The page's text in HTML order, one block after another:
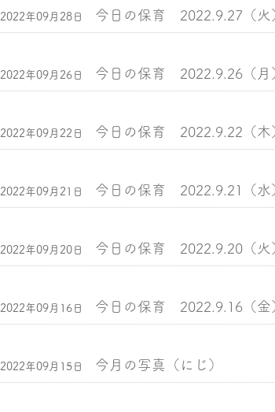
2022年09月28日 今日の保育 2022.9.27（火
2022年09月26日 今日の保育 2022.9.26（月
2022年09月22日 今日の保育 2022.9.22（木
2022年09月21日 今日の保育 2022.9.21（水
2022年09月20日 今日の保育 2022.9.20（火
2022年09月16日 今日の保育 2022.9.16（金
2022年09月15日 今月の写真（にじ）